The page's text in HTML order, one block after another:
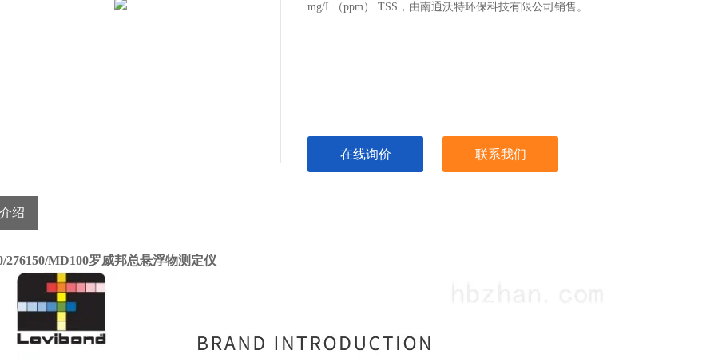
mg/L（ppm） TSS，由南通沃特环保科技有限公司销售。
在线询价 联系我们
绍
276150/MD100罗威邦总悬浮物测定仪